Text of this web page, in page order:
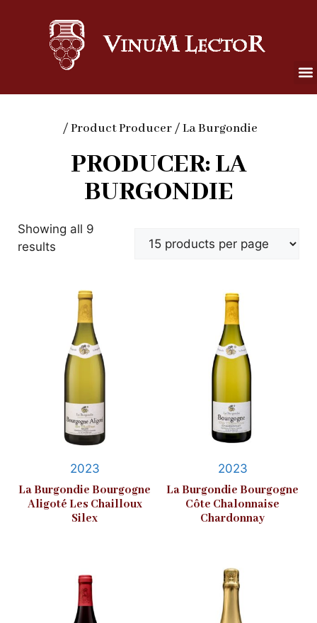
/ Product Producer / La Burgondie
PRODUCER: LA
BURGONDIE
Showing all 9
results
2023
La Burgondie Bourgogne
Aligoté Les Chailloux
Silex
2023
La Burgondie Bourgogne
Côte Chalonnaise
Chardonnay